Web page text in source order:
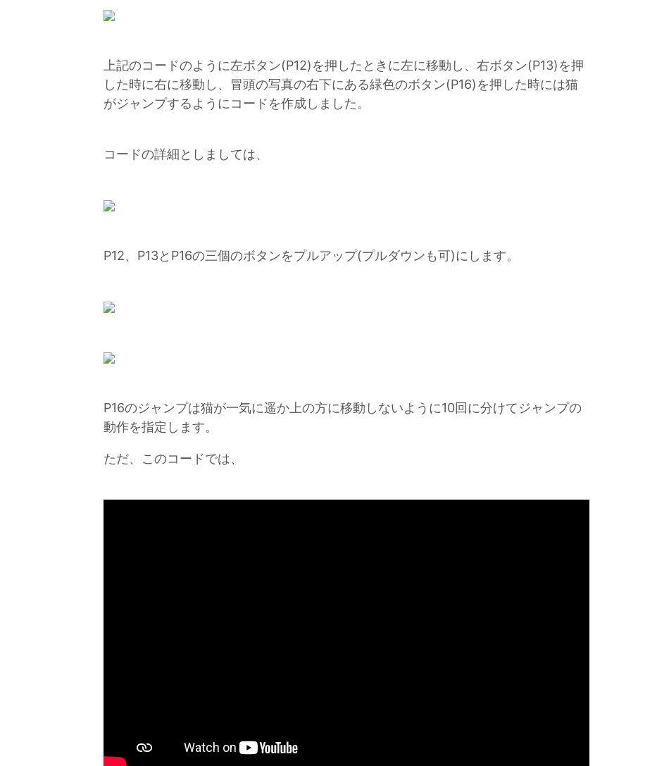
上記のコードのように左ボタン(P12)を押したときに左に移動し、右ボタン(P13)を押
した時に右に移動し、冒頭の写真の右下にある緑色のボタン(P16)を押した時には猫
がジャンプするようにコードを作成しました。
コードの詳細としましては、
P12、P13とP16の三個のボタンをプルアップ(プルダウンも可)にします。
P16のジャンプは猫が一気に遥か上の方に移動しないように10回に分けてジャンプの
動作を指定します。
ただ、このコードでは、